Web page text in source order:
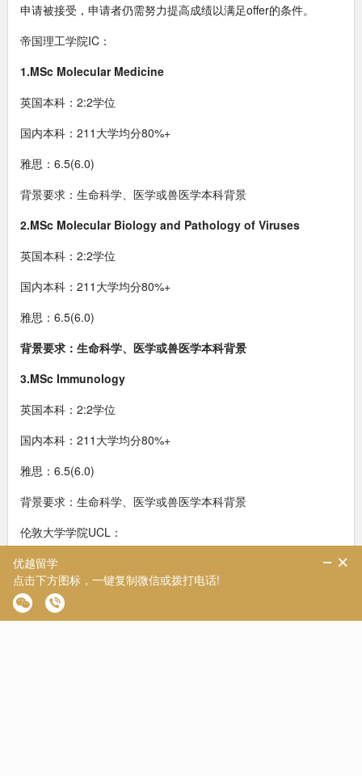
申请被接受，申请者仍需努力提高成绩以满足offer的条件。
帝国理工学院IC：
1.MSc Molecular Medicine
英国本科：2:2学位
国内本科：211大学均分80%+
雅思：6.5(6.0)
背景要求：生命科学、医学或兽医学本科背景
2.MSc Molecular Biology and Pathology of Viruses
英国本科：2:2学位
国内本科：211大学均分80%+
雅思：6.5(6.0)
背景要求：生命科学、医学或兽医学本科背景
3.MSc Immunology
英国本科：2:2学位
国内本科：211大学均分80%+
雅思：6.5(6.0)
背景要求：生命科学、医学或兽医学本科背景
伦敦大学学院UCL：
1.MSc Project and Enterprise Management
英国本科：2:2学位
国内本科：有中国大学认可名单，名单内大学均分80%+，名单